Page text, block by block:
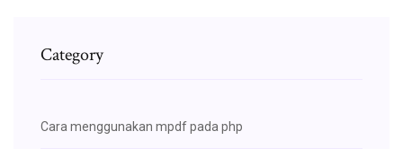
Category
Cara menggunakan mpdf pada php